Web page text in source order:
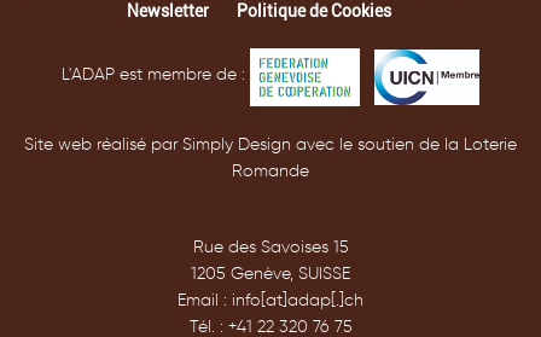
Newsletter
Politique de Cookies
L'ADAP est membre de :
Site web réalisé par Simply Design avec le soutien de la Loterie
Romande
Rue des Savoises 15
1205 Genève, SUISSE
Email : info[at]adap[.]ch
Tél. : +41 22 320 76 75